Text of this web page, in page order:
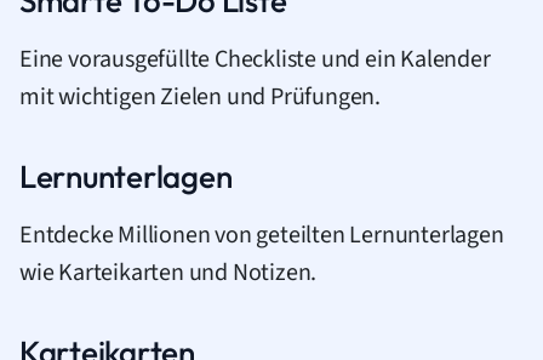
Eine vorausgefüllte Checkliste und ein Kalender
mit wichtigen Zielen und Prüfungen.
Lernunterlagen
Entdecke Millionen von geteilten Lernunterlagen
wie Karteikarten und Notizen.
Karteikarten